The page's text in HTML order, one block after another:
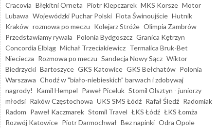
Cracovia Błękitni Orneta Piotr Klepczarek MKS Korsze Motor
Lubawa Wojewódzki Puchar Polski Flota Świnoujście Hutnik
Kraków rozmowa po meczu Kolejarz Stróże Olimpia Zambrów
Przedstawiamy rywala Polonia Bydgoszcz Granica Kętrzyn
Concordia Elbląg Michał Trzeciakiewicz Termalica Bruk-Bet
Nieciecza Rozmowa po meczu Sandecja Nowy Sącz Wiktor
Biedrzycki Bartoszyce GKS Katowice GKS Bełchatów Polonia
Warszawa Chodź w "biało-niebieskich" barwach i zdobywaj
nagrody!
Kamil Hempel Paweł Piceluk Stomil Olsztyn - juniorzy
młodsi Raków Częstochowa UKS SMS Łódź Rafał Śledź Radomiak
Radom Paweł Kaczmarek Stomil Travel ŁKS Łódź ŁKS Łomża
Rozwój Katowice Piotr Darmochwał Bez napinki Odra Opole